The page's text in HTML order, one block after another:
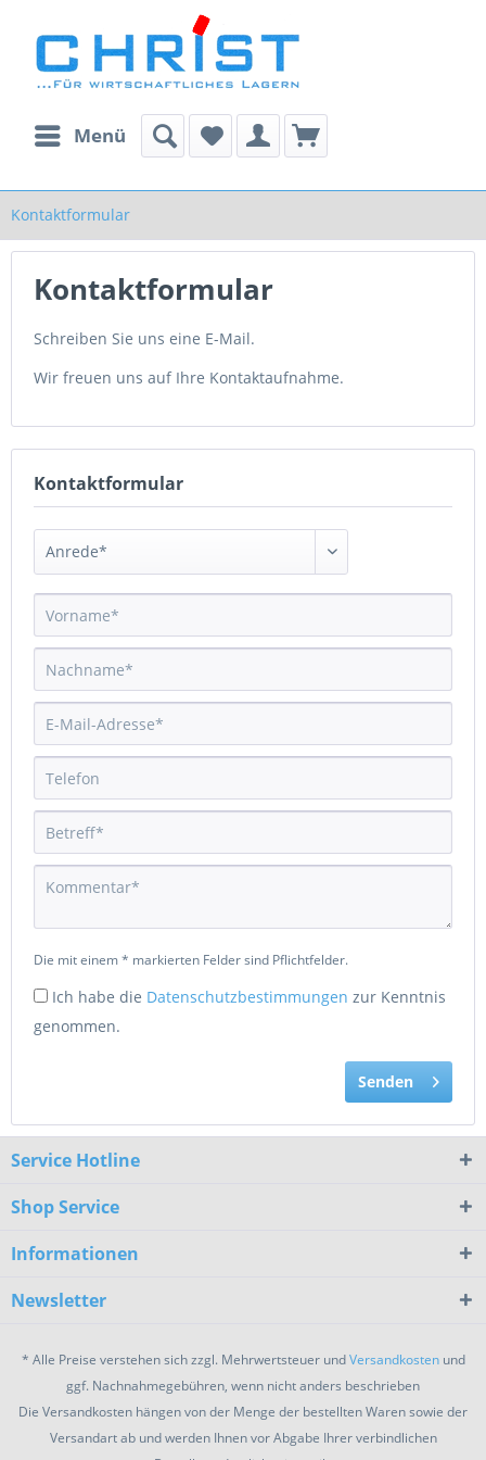
Menü
Kontaktformular
Kontaktformular
Schreiben Sie uns eine E-Mail.
Wir freuen uns auf Ihre Kontaktaufnahme.
Kontaktformular
Die mit einem * markierten Felder sind Pflichtfelder.
Ich habe die Datenschutzbestimmungen zur Kenntnis
genommen.
Senden
Service Hotline
Shop Service
Informationen
Newsletter
* Alle Preise verstehen sich zzgl. Mehrwertsteuer undVersandkostenund
ggf. Nachnahmegebühren, wenn nicht anders beschrieben
Die Versandkosten hängen von der Menge der bestellten Waren sowie der
Versandart ab und werden Ihnen vor Abgabe Ihrer verbindlichen